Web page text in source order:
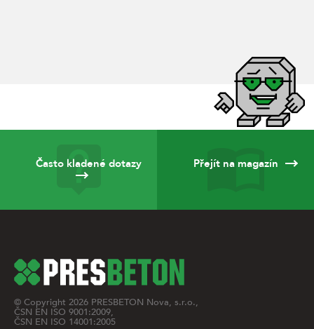
Často kladené dotazy Přejít na magazín
© Copyright 2026 PRESBETON Nova, s.r.o.,
ČSN EN ISO 9001:2009,
ČSN EN ISO 14001:2005